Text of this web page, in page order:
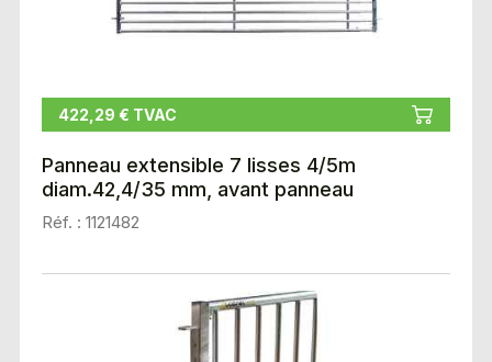
422,29 € TVAC
Panneau extensible 7 lisses 4/5m
diam.42,4/35 mm, avant panneau
Réf. : 1121482